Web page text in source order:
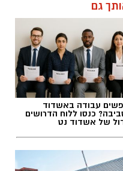
החשמל החכמים
גם
עבודה באשדוד
כנסו ללוח הדרושים
של אשדוד נט